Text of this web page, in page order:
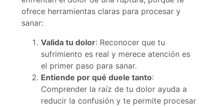
ofrece herramientas claras para procesar y
sanar:
Valida tu dolor: Reconocer que tu
sufrimiento es real y merece atención es
el primer paso para sanar.
Entiende por qué duele tanto:
Comprender la raíz de tu dolor ayuda a
reducir la confusión y te permite procesar